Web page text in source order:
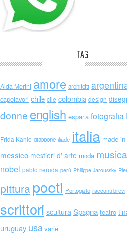
TAG
Alda Merini amore architetti
capolavori chile cile colombia design
donne english espana fotografia
Frida Kahlo giappone iliade italia made
messico mestieri d' arte moda musica
nobel pablo neruda perù Philippe Jaroussky
pitturapoeti Portogallo racconti brevi
scrittori scultura Spagna teatro
uruguay usa varie